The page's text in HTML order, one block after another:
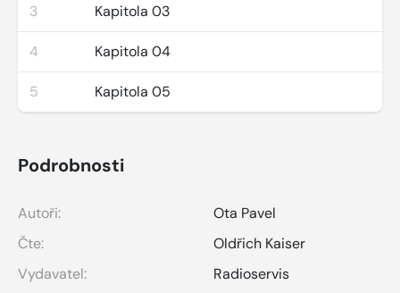
3 Kapitola 03
4 Kapitola 04
5 Kapitola 05
Podrobnosti
Autoři:
Ota Pavel
Čte:
Oldřich Kaiser
Vydavatel:
Radioservis